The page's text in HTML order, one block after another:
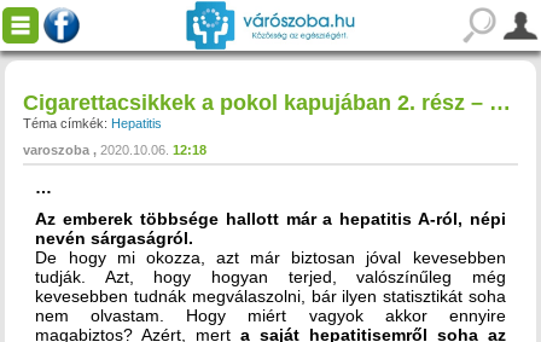
Cigarettacsikkek a pokol kapujában 2. rész – Ágnes gyógyulása a Hepa C-ből
Téma címkék: Hepatitis
varoszoba
2020.10.06. 12:18
…
Az emberek többsége hallott már a hepatitis A-ról, népi
nevén sárgaságról.
De hogy mi okozza, azt már biztosan jóval kevesebben
tudják. Azt, hogy hogyan terjed, valószínűleg még
kevesebben tudnák megválaszolni, bár ilyen statisztikát soha
nem olvastam. Hogy miért vagyok akkor ennyire
magabiztos? Azért, merta saját hepatitisemről soha az